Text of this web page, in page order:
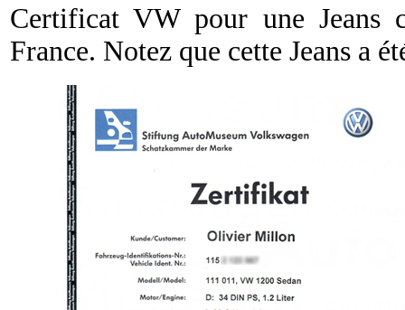
Certificat VW pour une Jeans
France. Notez que cette Jeans a